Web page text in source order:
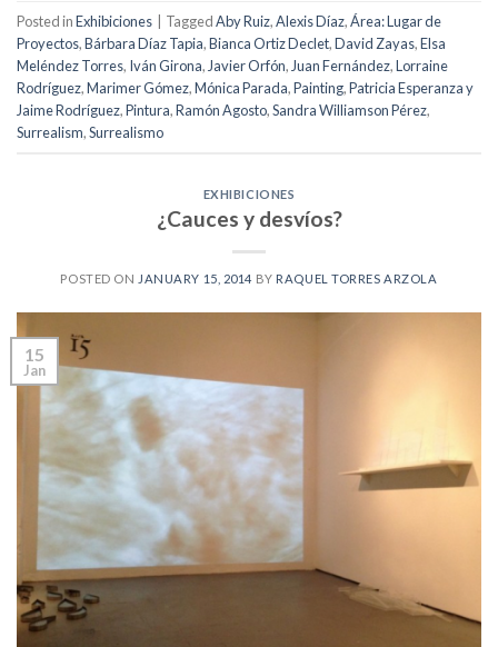
Posted inExhibiciones TaggedAby Ruiz,Alexis Díaz,Área: Lugar de
Proyectos,Bárbara Díaz Tapia,Bianca Ortiz Declet,David Zayas,Elsa
Meléndez Torres, Iván Girona, Javier Orfón, Juan Fernández,Lorraine
Rodríguez,Marimer Gómez,Mónica Parada,Painting,Patricia Esperanza y
Jaime Rodríguez,Pintura,Ramón Agosto,Sandra Williamson Pérez,
Surrealism,Surrealismo
EXHIBICIONES
¿Cauces y desvíos?
POSTED ON JANUARY 15, 2014 BY RAQUEL TORRES ARZOLA
15
Jan